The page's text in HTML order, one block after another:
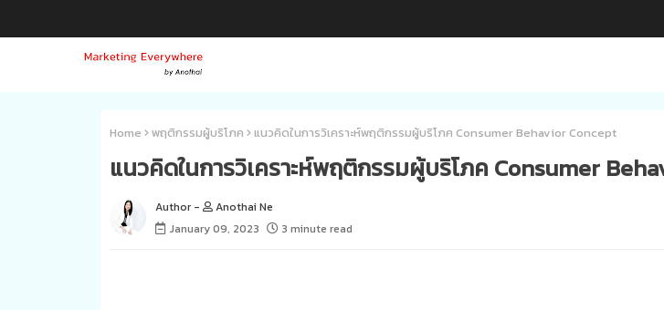
Home พฤติกรรมผู้บริโภค แนวคิดในการวิเคราะห์พฤติกรรมผู้บริโภค Consumer Behavior Concept
แนวคิดในการวิเคราะห์พฤติกรรมผู้บริโภค Consumer
Anothai Ne
January 09, 2023
3 minute read